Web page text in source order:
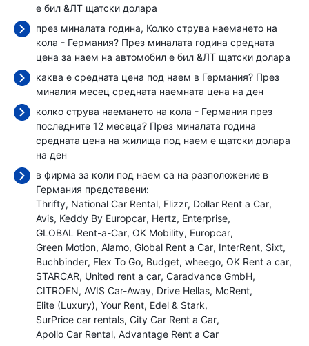
е бил &ЛТ щатски долара
през миналата година, Колко струва наемането на
кола - Германия? През миналата година средната
цена за наем на автомобил е бил &ЛТ щатски долара
каква е средната цена под наем в Германия? През
миналия месец средната наемната цена на ден
колко струва наемането на кола - Германия през
последните 12 месеца? През миналата година
средната цена на жилища под наем е щатски долара
на ден
в фирма за коли под наем са на разположение в
Германия представени:
Thrifty National Car Rental Flizzr Dollar Rent a Car
Avis Keddy By Europcar Hertz Enterprise
GLOBAL Rent-a-Car OK Mobility Europcar
Green Motion Alamo Global Rent a Car InterRent Sixt
Buchbinder Flex To Go Budget wheego OK Rent a car
STARCAR United rent a car Caradvance GmbH
CITROEN AVIS Car-Away Drive Hellas McRent
Elite (Luxury) Your Rent Edel & Stark
SurPrice car rentals City Car Rent a Car
Apollo Car Rental Advantage Rent a Car